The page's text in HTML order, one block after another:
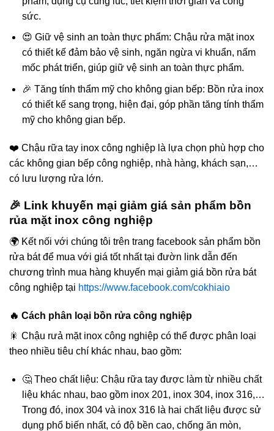
sức.
😍 Giữ vệ sinh an toàn thực phẩm: Chậu rửa mặt inox
có thiết kế đảm bảo vệ sinh, ngăn ngừa vi khuẩn, nấm
mốc phát triển, giúp giữ vệ sinh an toàn thực phẩm.
🎉 Tăng tính thẩm mỹ cho không gian bếp: Bồn rửa inox
có thiết kế sang trọng, hiện đại, góp phần tăng tính thẩm
mỹ cho không gian bếp.
❤️ Chậu rữa tay inox công nghiệp là lựa chọn phù hợp cho
các không gian bếp công nghiệp, nhà hàng, khách sạn,…
có lưu lượng rửa lớn.
🎉 Link khuyến mại giảm giá sản phẩm bồn
rủa mặt inox công nghiệp
🌍 Kết nối với chúng tôi trên trang facebook sản phẩm bồn
rửa bát để mua với giá tốt nhất tại đườn link dẫn đến
chương trình mua hàng khuyến mại giảm giá bồn rửa bát
công nghiệp tại https://www.facebook.com/cokhiaio
🔥 Cách phân loại bồn rửa công nghiệp
🎇 Chậu rưả mặt inox công nghiệp có thể được phân loại
theo nhiều tiêu chí khác nhau, bao gồm:
🤔 Theo chất liệu: Chậu rữa tay được làm từ nhiều chất
liệu khác nhau, bao gồm inox 201, inox 304, inox 316,…
Trong đó, inox 304 và inox 316 là hai chất liệu được sử
dụng phổ biến nhất, có độ bền cao, chống ăn mòn,